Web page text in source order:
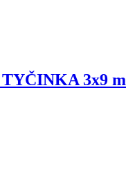
3x9